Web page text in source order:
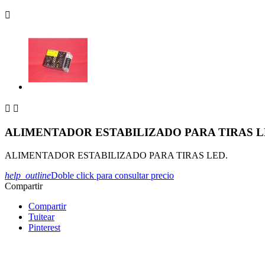

 
ALIMENTADOR ESTABILIZADO PARA TIRAS
ALIMENTADOR ESTABILIZADO PARA TIRAS LED.
help_outlineDoble click para consultar precio
Compartir
Compartir
Tuitear
Pinterest